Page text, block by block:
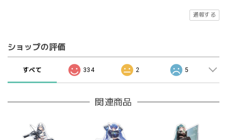
通報する
ショップの評価
すべて 334 2 5
関連商品